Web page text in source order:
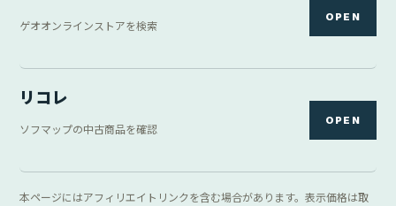
ゲオオンラインストアを検索
OPEN
リコレ
ソフマップの中古商品を確認
OPEN
本ページにはアフィリエイトリンクを含む場合があります。表示価格は取